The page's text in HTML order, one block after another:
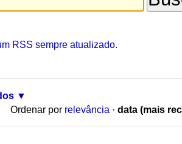
RSS sempre atualizado.
Ordenar por relevância · data (mais